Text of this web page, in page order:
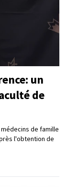
un
de
de famille
l'obtention de